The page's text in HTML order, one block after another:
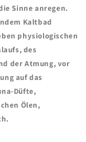
Sinne anregen.
Kaltbad
physiologischen
des
der Atmung, vor
auf das
Düfte,
Ölen,